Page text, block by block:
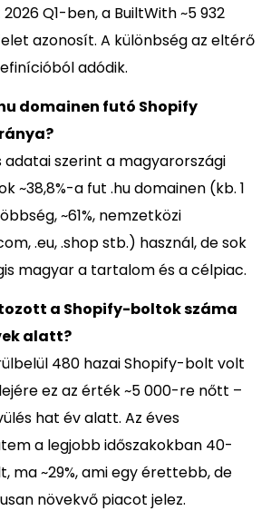
Q1-ben, a BuiltWith ~5 932
azonosít. A különbség az eltérő
adódik.
domainen futó Shopify
adatai szerint a magyarországi
~38,8%-a fut .hu domainen (kb. 1
~61%, nemzetközi
.eu, .shop stb.) használ, de sok
magyar a tartalom és a célpiac.
a Shopify-boltok száma
alatt?
480 hazai Shopify-bolt volt
ez az érték ~5 000-re nőtt –
hat év alatt. Az éves
a legjobb időszakokban 40-
ma ~29%, ami egy érettebb, de
növekvő piacot jelez.